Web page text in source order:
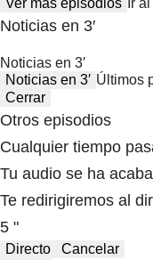
Noticias en 3′
Noticias en 3′
Noticias en 3′ Últimos
Cerrar
Otros episodios
Cualquier tiempo
Tu audio se ha
Te redirigiremos al
5 "
Directo
Cancelar